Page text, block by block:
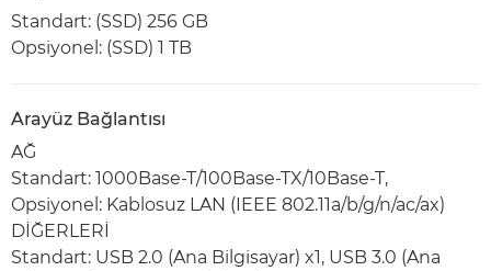
Standart: (SSD) 256 GB
Opsiyonel: (SSD) 1 TB
Arayüz Bağlantısı
AĞ
Standart: 1000Base-T/100Base-TX/10Base-T,
Opsiyonel: Kablosuz LAN (IEEE 802.11a/b/g/n/ac/ax)
DİĞERLERİ
Standart: USB 2.0 (Ana Bilgisayar) x1, USB 3.0 (Ana